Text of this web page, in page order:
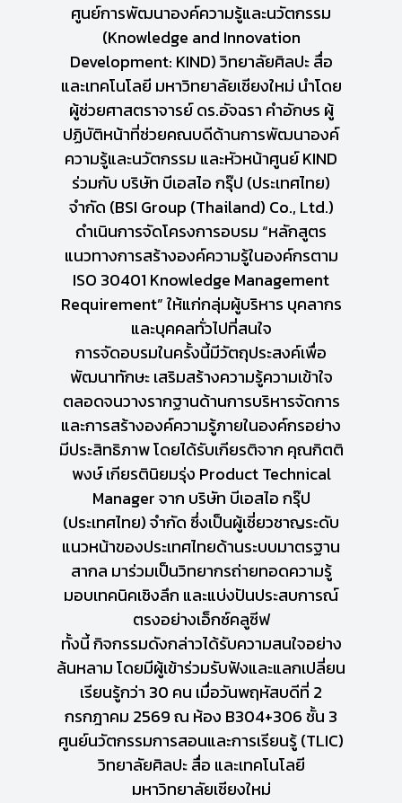
ศูนย์การพัฒนาองค์ความรู้และนวัตกรรม
(Knowledge and Innovation
Development: KIND) วิทยาลัยศิลปะ สื่อ
และเทคโนโลยี มหาวิทยาลัยเชียงใหม่ นำโดย
ผู้ช่วยศาสตราจารย์ ดร.อัจฉรา คำอักษร ผู้
ปฏิบัติหน้าที่ช่วยคณบดีด้านการพัฒนาองค์
ความรู้และนวัตกรรม และหัวหน้าศูนย์ KIND
ร่วมกับ บริษัท บีเอสไอ กรุ๊ป (ประเทศไทย)
จำกัด (BSI Group (Thailand) Co., Ltd.)
ดำเนินการจัดโครงการอบรม “หลักสูตร
แนวทางการสร้างองค์ความรู้ในองค์กรตาม
ISO 30401 Knowledge Management
Requirement” ให้แก่กลุ่มผู้บริหาร บุคลากร
และบุคคลทั่วไปที่สนใจ
การจัดอบรมในครั้งนี้มีวัตถุประสงค์เพื่อ
พัฒนาทักษะ เสริมสร้างความรู้ความเข้าใจ
ตลอดจนวางรากฐานด้านการบริหารจัดการ
และการสร้างองค์ความรู้ภายในองค์กรอย่าง
มีประสิทธิภาพ โดยได้รับเกียรติจาก คุณกิตติ
พงษ์ เกียรตินิยมรุ่ง Product Technical
Manager จาก บริษัท บีเอสไอ กรุ๊ป
(ประเทศไทย) จำกัด ซึ่งเป็นผู้เชี่ยวชาญระดับ
แนวหน้าของประเทศไทยด้านระบบมาตรฐาน
สากล มาร่วมเป็นวิทยากรถ่ายทอดความรู้
มอบเทคนิคเชิงลึก และแบ่งปันประสบการณ์
ตรงอย่างเอ็กซ์คลูซีฟ
ทั้งนี้ กิจกรรมดังกล่าวได้รับความสนใจอย่าง
ล้นหลาม โดยมีผู้เข้าร่วมรับฟังและแลกเปลี่ยน
เรียนรู้กว่า 30 คน เมื่อวันพฤหัสบดีที่ 2
กรกฎาคม 2569 ณ ห้อง B304+306 ชั้น 3
ศูนย์นวัตกรรมการสอนและการเรียนรู้ (TLIC)
วิทยาลัยศิลปะ สื่อ และเทคโนโลยี
มหาวิทยาลัยเชียงใหม่